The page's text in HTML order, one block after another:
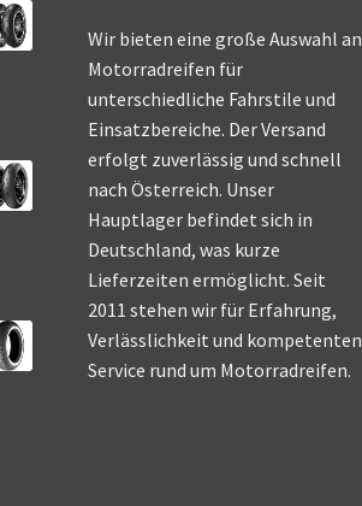
Wir bieten eine große Auswahl an
Motorradreifen für
unterschiedliche Fahrstile und
Einsatzbereiche. Der Versand
erfolgt zuverlässig und schnell
nach Österreich. Unser
Hauptlager befindet sich in
Deutschland, was kurze
Lieferzeiten ermöglicht. Seit
2011 stehen wir für Erfahrung,
Verlässlichkeit und kompetenten
Service rund um Motorradreifen.